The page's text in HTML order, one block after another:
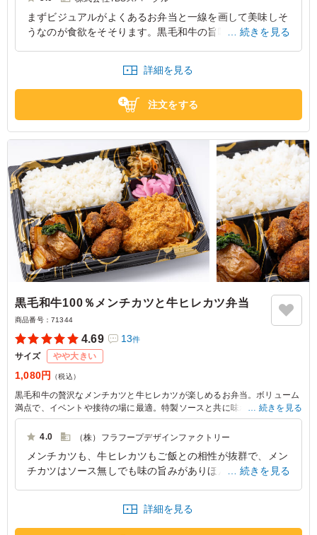
まずビジュアルがよくあるお弁当と一線を画して美味しそ
うなのが食欲をそそります。黒毛和牛の旨味に加えて、と
東京都江東区大島2026/02/12
続きを見る
詳細を見る
注文をする
黒毛和牛100％メンチカツと牛ヒレカツ弁当
商品番号： 71344
4.69 13件
サイズ やや大きい
1,080円 （税込）
黒毛和牛の贅沢なメンチカツと牛ヒレカツが楽しめるお弁当。ボリューム
満点で、イベントや接待の場に最適。特製ソースと共に味わうことで、一
つ一つの食材の美味しさが引き立ちます。食べごたえもあり、心に残るひ
とときを演出します。
続きを見る
4.0 （株）フラフープデザインファクトリー
メンチカツも、牛ヒレカツもご飯との相性が抜群で、メン
チカツはソース無しでも味の旨みがありほんのりジューシ
添えのポテトフライも良いアクセントでした。
続きを見る
詳細を見る